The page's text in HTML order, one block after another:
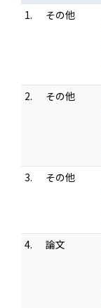
1.
その他
2.
その他
3.
その他
4.
論文